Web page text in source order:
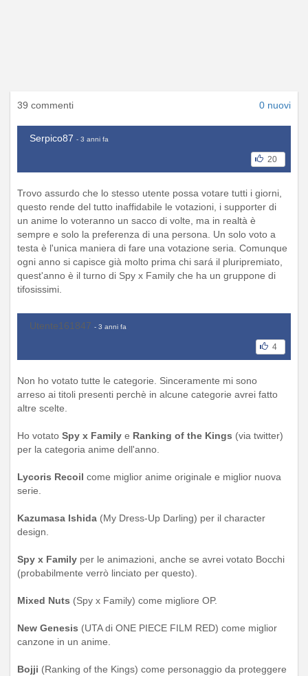
39 commenti 0 nuovi
Serpico87 - 3 anni fa
20
Trovo assurdo che lo stesso utente possa votare tutti i giorni,
questo rende del tutto inaffidabile le votazioni, i supporter di
un anime lo voteranno un sacco di volte, ma in realtà è
sempre e solo la preferenza di una persona. Un solo voto a
testa è l'unica maniera di fare una votazione seria. Comunque
ogni anno si capisce già molto prima chi sará il pluripremiato,
quest'anno è il turno di Spy x Family che ha un gruppone di
tifosissimi.
Utente161847 - 3 anni fa
4
Non ho votato tutte le categorie. Sinceramente mi sono
arreso ai titoli presenti perchè in alcune categorie avrei fatto
altre scelte.
Ho votato Spy x Family e Ranking of the Kings (via twitter)
per la categoria anime dell'anno.
Lycoris Recoil come miglior anime originale e miglior nuova
serie.
Kazumasa Ishida (My Dress-Up Darling) per il character
design.
Spy x Family per le animazioni, anche se avrei votato Bocchi
(probabilmente verrò linciato per questo).
Mixed Nuts (Spy x Family) come migliore OP.
New Genesis (UTA di ONE PIECE FILM RED) come miglior
canzone in un anime.
Bojji (Ranking of the Kings) come personaggio da proteggere